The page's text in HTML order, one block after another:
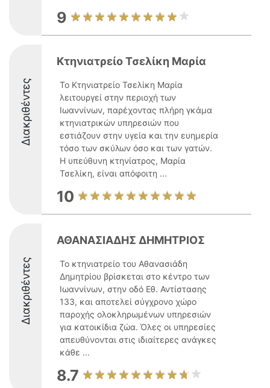
9
Διακριθέντες
Κτηνιατρείο Τσελίκη Μαρία
Το Κτηνιατρείο Τσελίκη Μαρία
λειτουργεί στην περιοχή των
Ιωαννίνων, παρέχοντας πλήρη γκάμα
κτηνιατρικών υπηρεσιών που
εστιάζουν στην υγεία και την ευημερία
τόσο των σκύλων όσο και των γατών.
Η υπεύθυνη κτηνίατρος, Μαρία
Τσελίκη, είναι απόφοιτη ...
10
Διακριθέντες
ΑΘΑΝΑΣΙΑΔΗΣ ΔΗΜΗΤΡΙΟΣ
Το κτηνιατρείο του Αθανασιάδη
Δημητρίου βρίσκεται στο κέντρο των
Ιωαννίνων, στην οδό Εθ. Αντίστασης
133, και αποτελεί σύγχρονο χώρο
παροχής ολοκληρωμένων υπηρεσιών
για κατοικίδια ζώα. Όλες οι υπηρεσίες
απευθύνονται στις ιδιαίτερες ανάγκες
κάθε ...
8.7